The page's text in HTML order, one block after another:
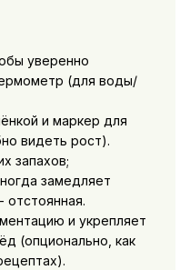
уверенно
(для воды/
и маркер для
видеть рост).
запахов;
замедляет
отстоянная.
и укрепляет
(опционально, как